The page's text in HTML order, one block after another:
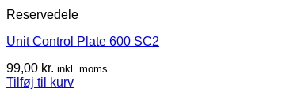
Reservedele
Unit Control Plate 600 SC2
99,00 kr. inkl. moms
Tilføj til kurv